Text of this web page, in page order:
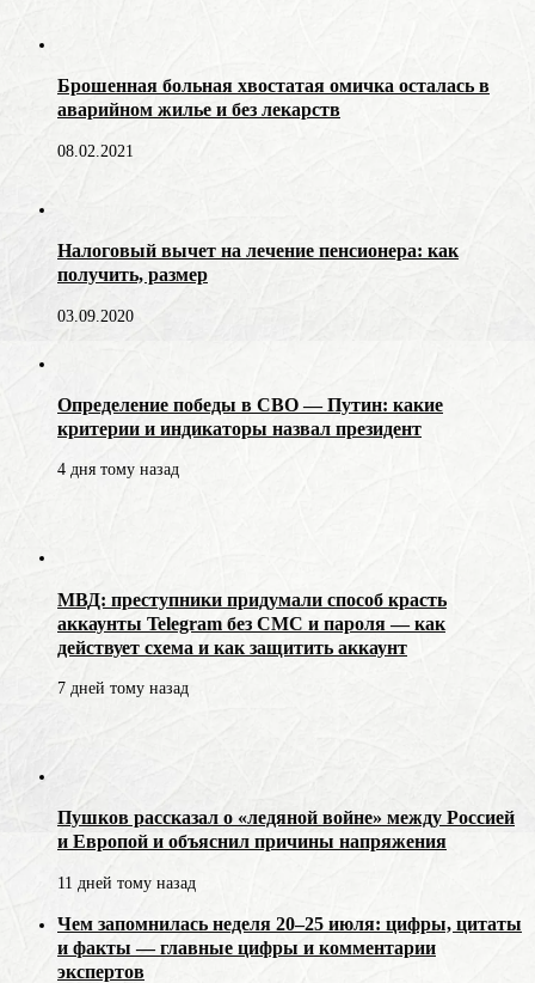
Брошенная больная хвостатая омичка осталась в
аварийном жилье и без лекарств
08.02.2021
Налоговый вычет на лечение пенсионера: как
получить, размер
03.09.2020
Определение победы в СВО — Путин: какие
критерии и индикаторы назвал президент
4 дня тому назад
МВД: преступники придумали способ красть
аккаунты Telegram без СМС и пароля — как
действует схема и как защитить аккаунт
7 дней тому назад
Пушков рассказал о «ледяной войне» между Россией
и Европой и объяснил причины напряжения
11 дней тому назад
Чем запомнилась неделя 20–25 июля: цифры, цитаты
и факты — главные цифры и комментарии
экспертов